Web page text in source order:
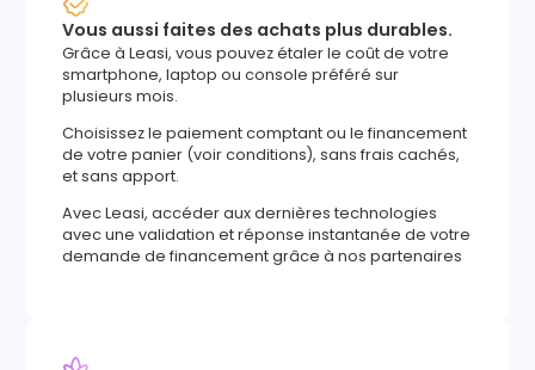
Vous aussi faites des achats plus durables.
Grâce à Leasi, vous pouvez étaler le coût de votre
smartphone, laptop ou console préféré sur
plusieurs mois.
Choisissez le paiement comptant ou le financement
de votre panier (voir conditions), sans frais cachés,
et sans apport.
Avec Leasi, accéder aux dernières technologies
avec une validation et réponse instantanée de votre
demande de financement grâce à nos partenaires